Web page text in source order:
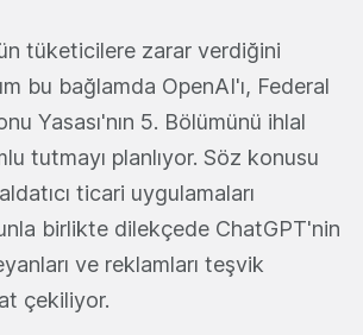
tüketicilere zarar verdiğini
bu bağlamda OpenAI'ı, Federal
Yasası'nın 5. Bölümünü ihlal
tutmayı planlıyor. Söz konusu
ticari uygulamaları
birlikte dilekçede ChatGPT'nin
ve reklamları teşvik
çekiliyor.